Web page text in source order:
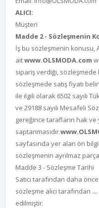
ALICI:
Müşteri
Madde 2 - Sözleşmenin
İş bu sözleşmenin konusu,
aitwww.OLSMODA.com
sipariş verdiği,
sözleşmede satış fiyatı
ile ilgili olarak 6502 sayılı
ve 29188 sayılı Mesafeli
gereğince tarafların hak
saptanmasıdır.
sayfasında yer alan ön
sözleşmenin ayrılmaz
Madde 3 - Sözleşme Tarihi
Satıcı tarafından daha
sözleşme alıcı tarafından
edilmiştir.